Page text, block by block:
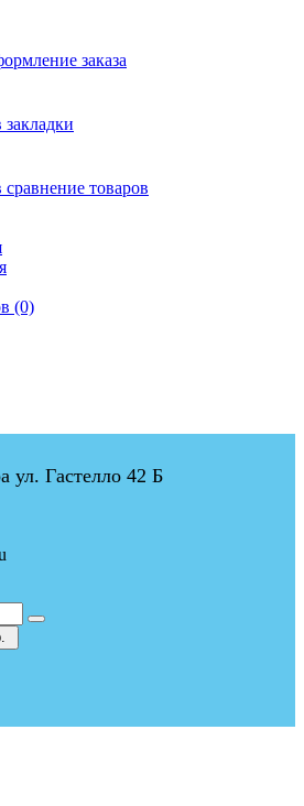
заказа
товаров
(0)
ул. Гастелло 42 Б